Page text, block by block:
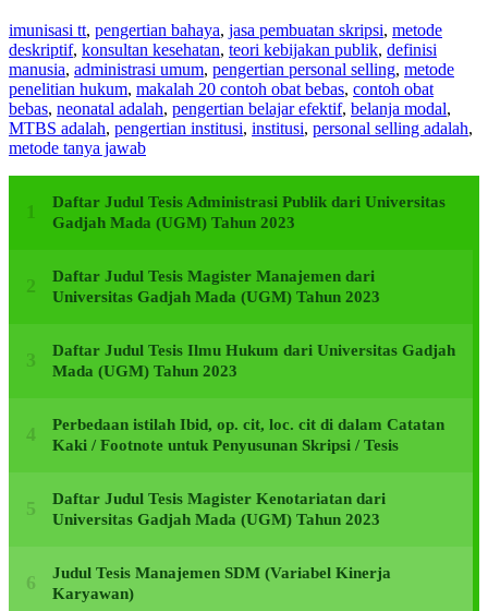
imunisasi tt, pengertian bahaya, jasa pembuatan skripsi, metode
deskriptif, konsultan kesehatan, teori kebijakan publik, definisi
manusia, administrasi umum, pengertian personal selling, metode
penelitian hukum, makalah 20 contoh obat bebas, contoh obat
bebas, neonatal adalah, pengertian belajar efektif, belanja modal,
MTBS adalah, pengertian institusi, institusi, personal selling adalah,
metode tanya jawab
Daftar Judul Tesis Administrasi Publik dari Universitas
Gadjah Mada (UGM) Tahun 2023
Daftar Judul Tesis Magister Manajemen dari
Universitas Gadjah Mada (UGM) Tahun 2023
Daftar Judul Tesis Ilmu Hukum dari Universitas Gadjah
Mada (UGM) Tahun 2023
Perbedaan istilah Ibid, op. cit, loc. cit di dalam Catatan
Kaki / Footnote untuk Penyusunan Skripsi / Tesis
Daftar Judul Tesis Magister Kenotariatan dari
Universitas Gadjah Mada (UGM) Tahun 2023
Judul Tesis Manajemen SDM (Variabel Kinerja
Karyawan)